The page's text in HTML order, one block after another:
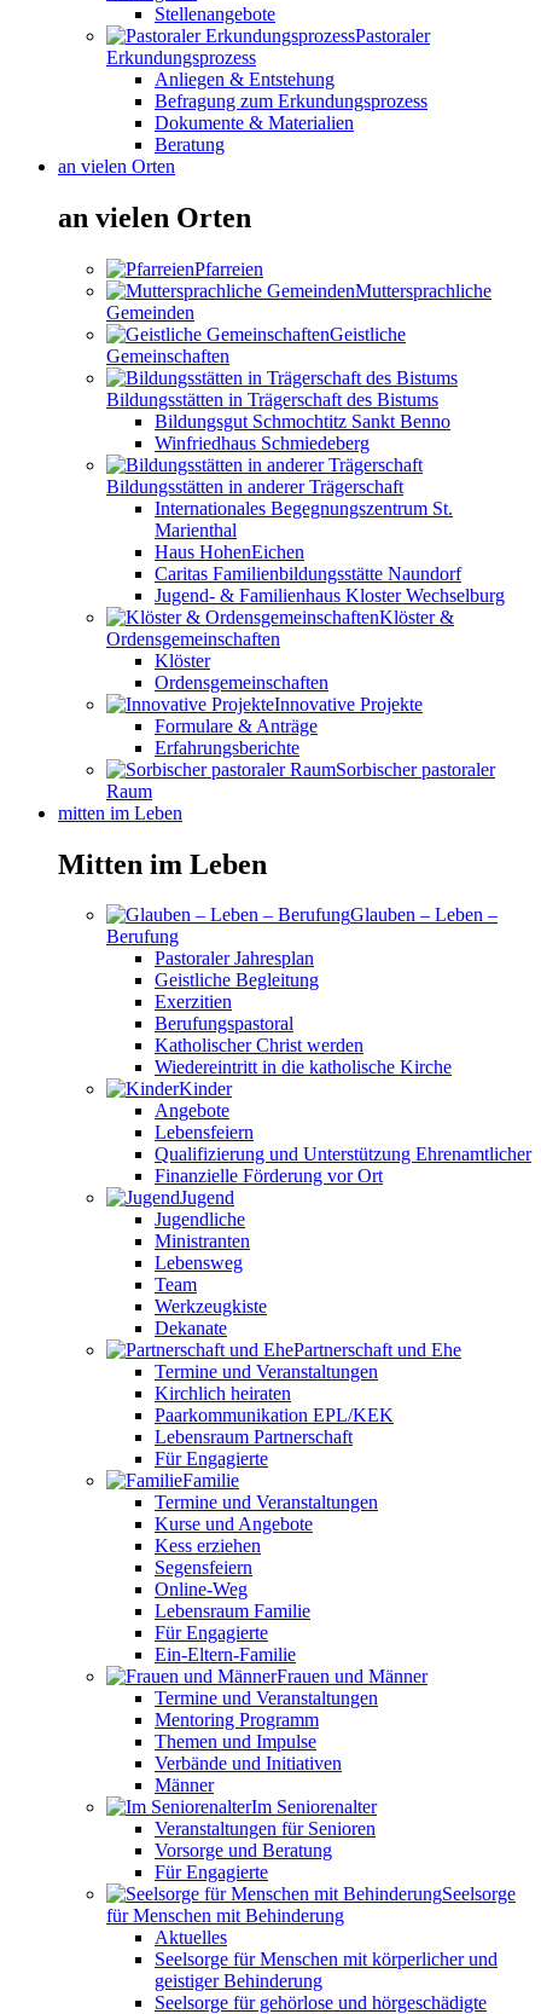
Stellenangebote
Pastoraler
Erkundungsprozess
Anliegen & Entstehung
Befragung zum Erkundungsprozess
Dokumente & Materialien
Beratung
an vielen Orten
an vielen Orten
Pfarreien
Muttersprachliche
Gemeinden
Geistliche
Gemeinschaften
Bildungsstätten in Trägerschaft des Bistums
Bildungsgut Schmochtitz Sankt Benno
Winfriedhaus Schmiedeberg
Bildungsstätten in anderer Trägerschaft
Internationales Begegnungszentrum St.
Marienthal
Haus HohenEichen
Caritas Familienbildungsstätte Naundorf
Jugend- & Familienhaus Kloster Wechselburg
Klöster &
Ordensgemeinschaften
Klöster
Ordensgemeinschaften
Innovative Projekte
Formulare & Anträge
Erfahrungsberichte
Sorbischer pastoraler
Raum
mitten im Leben
Mitten im Leben
Glauben – Leben –
Berufung
Pastoraler Jahresplan
Geistliche Begleitung
Exerzitien
Berufungspastoral
Katholischer Christ werden
Wiedereintritt in die katholische Kirche
Kinder
Angebote
Lebensfeiern
Qualifizierung und Unterstützung Ehrenamtlicher
Finanzielle Förderung vor Ort
Jugend
Jugendliche
Ministranten
Lebensweg
Team
Werkzeugkiste
Dekanate
Partnerschaft und Ehe
Termine und Veranstaltungen
Kirchlich heiraten
Paarkommunikation EPL/KEK
Lebensraum Partnerschaft
Für Engagierte
Familie
Termine und Veranstaltungen
Kurse und Angebote
Kess erziehen
Segensfeiern
Online-Weg
Lebensraum Familie
Für Engagierte
Ein-Eltern-Familie
Frauen und Männer
Termine und Veranstaltungen
Mentoring Programm
Themen und Impulse
Verbände und Initiativen
Männer
Im Seniorenalter
Veranstaltungen für Senioren
Vorsorge und Beratung
Für Engagierte
Seelsorge
für Menschen mit Behinderung
Aktuelles
Seelsorge für Menschen mit körperlicher und
geistiger Behinderung
Seelsorge für gehörlose und hörgeschädigte